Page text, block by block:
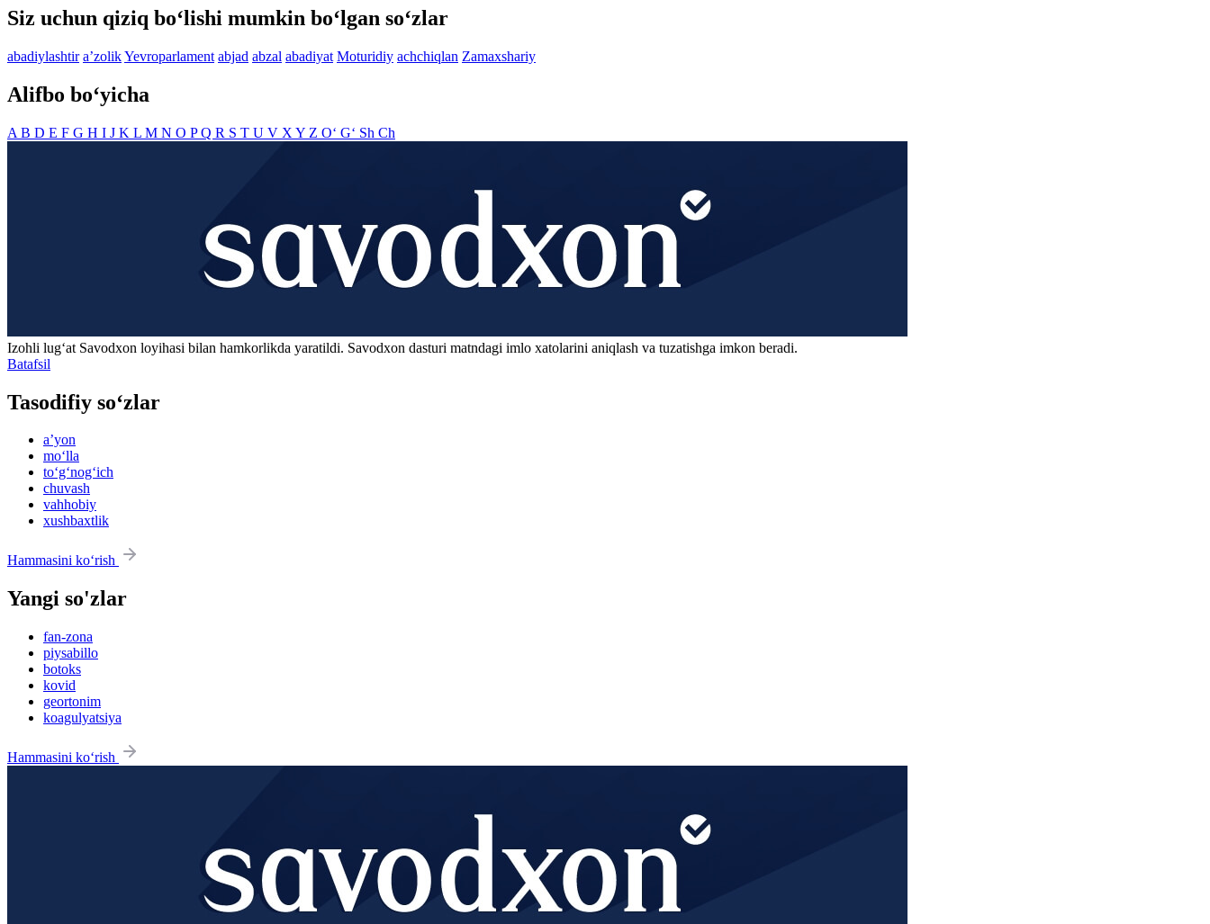
Siz uchun qiziq bo‘lishi mumkin bo‘lgan so‘zlar
abadiylashtir aʼzolikYevroparlament abjad abzal abadiyat Moturidiy achchiqlan Zamaxshariy
Alifbo bo‘yicha
A B D E F G H I J K L M N O PQ R S T U V X Y Z O‘ G‘ Sh Ch
Izohli lugʻat Savodxon loyihasi bilan hamkorlikda yaratildi. Savodxon dasturi matndagi imlo xatolarini aniqlash va tuzatishga imkon beradi.
Batafsil
Tasodifiy so‘zlar
aʼyon
mo‘lla
to‘g‘nog‘ich
chuvash
vahhobiy
xushbaxtlik
Hammasini ko‘rish
Yangi so'zlar
fan-zona
piysabillo
botoks
kovid
geortonim
koagulyatsiya
Hammasini ko‘rish